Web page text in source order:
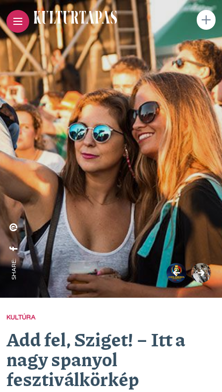
SHARE:
KULTÚRA
Add fel, Sziget! − Itt a
nagy spanyol
fesztiválkörkép